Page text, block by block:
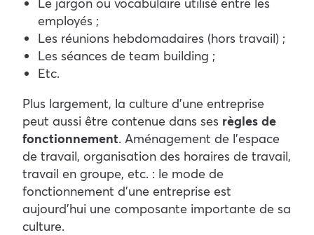
employés ;
Les réunions hebdomadaires (hors travail) ;
Les séances de team building ;
Etc.
Plus largement, la culture d’une entreprise
peut aussi être contenue dans ses règles de
fonctionnement. Aménagement de l’espace
de travail, organisation des horaires de travail,
travail en groupe, etc. : le mode de
fonctionnement d’une entreprise est
aujourd’hui une composante importante de sa
culture.